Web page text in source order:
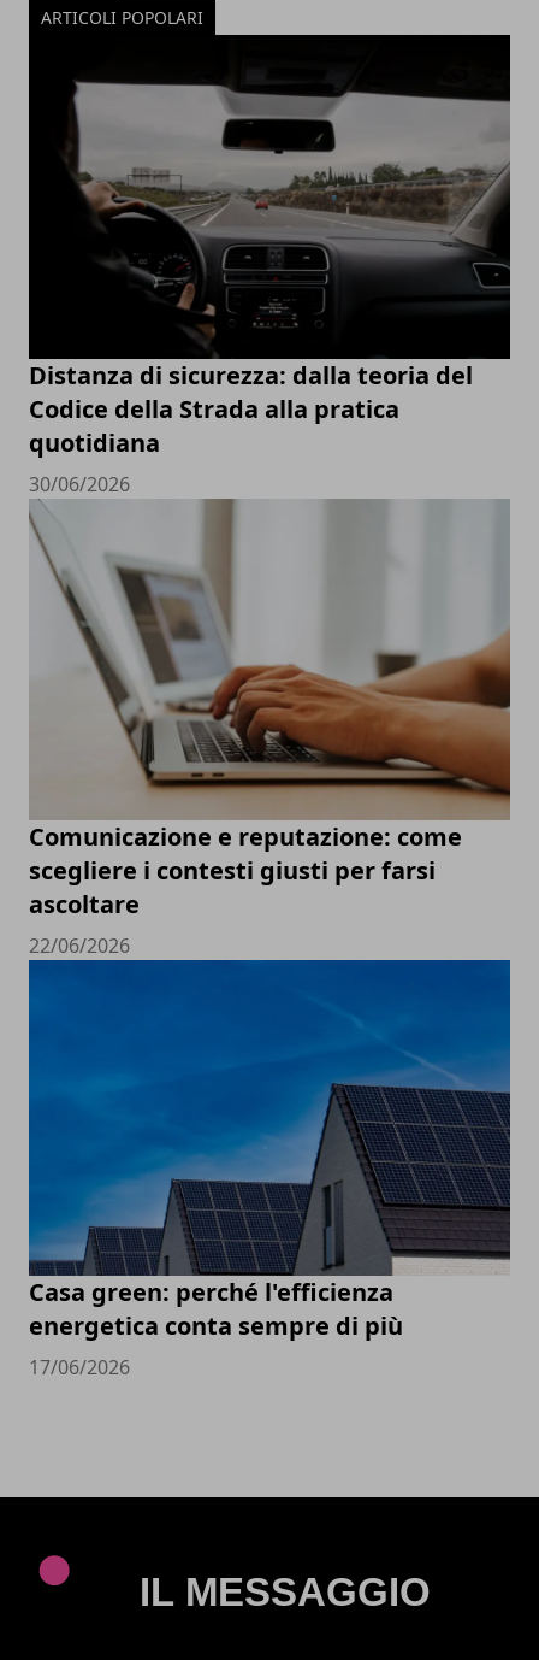
ARTICOLI POPOLARI
Distanza di sicurezza: dalla teoria del
Codice della Strada alla pratica
quotidiana
30/06/2026
Comunicazione e reputazione: come
scegliere i contesti giusti per farsi
ascoltare
22/06/2026
Casa green: perché l'efficienza
energetica conta sempre di più
17/06/2026